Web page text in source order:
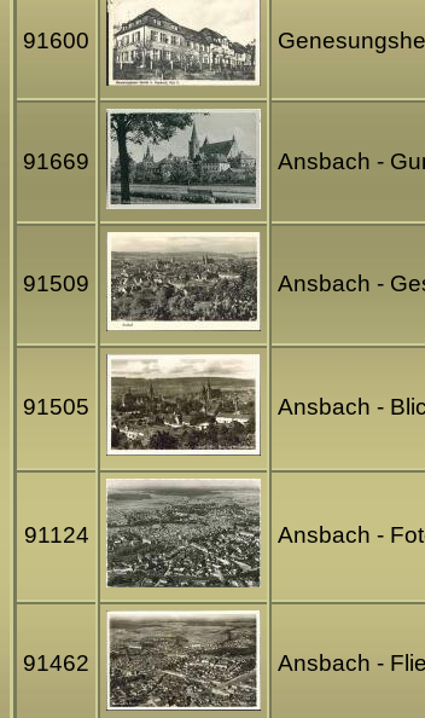
91600
91669 Ansbach -
91509 Ansbach -
91505 Ansbach -
91124 Ansbach -
91462 Ansbach -